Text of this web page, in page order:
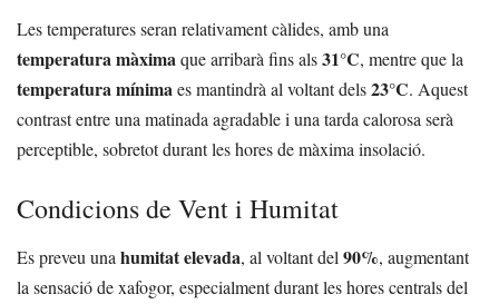
Les temperatures seran relativament càlides, amb una
temperatura màximaque arribarà fins als31°C, mentre que la
temperatura mínimaes mantindrà al voltant dels23°C. Aquest
contrast entre una matinada agradable i una tarda calorosa serà
perceptible, sobretot durant les hores de màxima insolació.
Condicions de Vent i Humitat
Es preveu unahumitat elevada, al voltant del90%, augmentant
la sensació de xafogor, especialment durant les hores centrals del